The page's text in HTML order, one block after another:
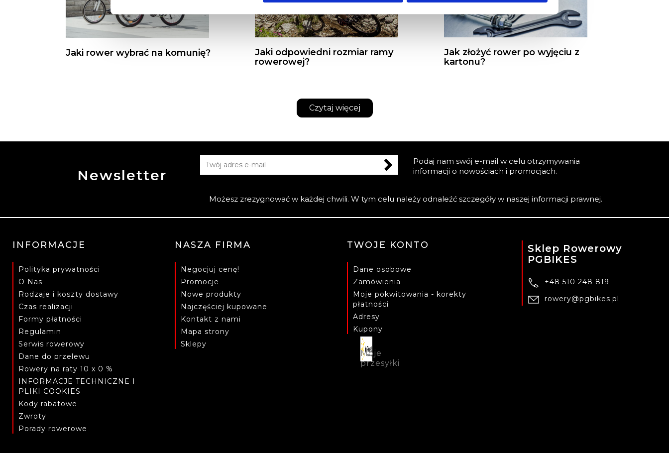
Jaki rower wybrać na komunię?
Jaki odpowiedni rozmiar ramy
rowerowej?
Jak złożyć rower po wyjęciu z
kartonu?
Czytaj więcej
Newsletter
Podaj nam swój e-mail w celu otrzymywania
informacji o nowościach i promocjach.
Możesz zrezygnować w każdej chwili. W tym celu należy odnaleźć szczegóły w naszej informacji prawnej.
INFORMACJE
Polityka prywatności
O Nas
Rodzaje i koszty dostawy
Czas realizacji
Formy płatności
Regulamin
Serwis rowerowy
Dane do przelewu
Rowery na raty 10 x 0 %
INFORMACJE TECHNICZNE I
PLIKI COOKIES
Kody rabatowe
Zwroty
Porady rowerowe
NASZA FIRMA
Negocjuj cenę!
Promocje
Nowe produkty
Najczęściej kupowane
Kontakt z nami
Mapa strony
Sklepy
TWOJE KONTO
Dane osobowe
Zamówienia
Moje pokwitowania - korekty
płatności
Adresy
Kupony
Moje
przesyłki
Sklep Rowerowy
PGBIKES
+48 510 248 819
rowery@pgbikes.pl